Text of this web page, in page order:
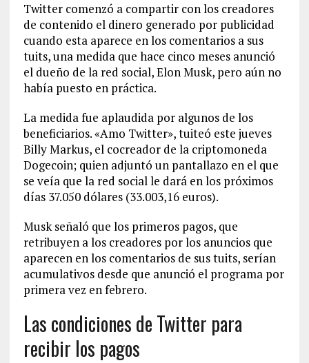
Twitter comenzó a compartir con los creadores
de contenido el dinero generado por publicidad
cuando esta aparece en los comentarios a sus
tuits, una medida que hace cinco meses anunció
el dueño de la red social, Elon Musk, pero aún no
había puesto en práctica.
La medida fue aplaudida por algunos de los
beneficiarios. «Amo Twitter», tuiteó este jueves
Billy Markus, el cocreador de la criptomoneda
Dogecoin; quien adjuntó un pantallazo en el que
se veía que la red social le dará en los próximos
días 37.050 dólares (33.003,16 euros).
Musk señaló que los primeros pagos, que
retribuyen a los creadores por los anuncios que
aparecen en los comentarios de sus tuits, serían
acumulativos desde que anunció el programa por
primera vez en febrero.
Las condiciones de Twitter para
recibir los pagos